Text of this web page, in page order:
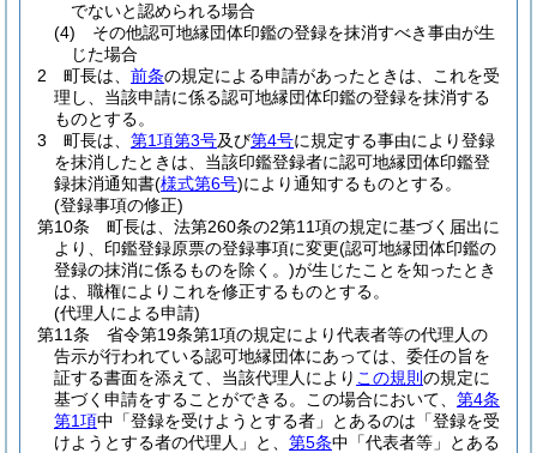
でないと認められる場合
(4)
その他認可地縁団体印鑑の登録を抹消すべき事由が生
じた場合
2
町長は、 前条の規定による申請があったときは、これを受
理し、当該申請に係る認可地縁団体印鑑の登録を抹消する
ものとする。
3
町長は、 第1項第3号及び第4号に規定する事由により登録
を抹消したときは、当該印鑑登録者に認可地縁団体印鑑登
録抹消通知書(様式第6号)により通知するものとする。
(登録事項の修正)
第10条
町長は、法第260条の2第11項の規定に基づく届出に
より、印鑑登録原票の登録事項に変更(認可地縁団体印鑑の
登録の抹消に係るものを除く。)が生じたことを知ったとき
は、職権によりこれを修正するものとする。
(代理人による申請)
第11条
省令第19条第1項の規定により代表者等の代理人の
告示が行われている認可地縁団体にあっては、委任の旨を
証する書面を添えて、当該代理人により この規則 の規定に
基づく申請をすることができる。
この場合において、 第4条
第1項中「登録を受けようとする者」とあるのは「登録を受
けようとする者の代理人」と、 第5条中「代表者等」とある